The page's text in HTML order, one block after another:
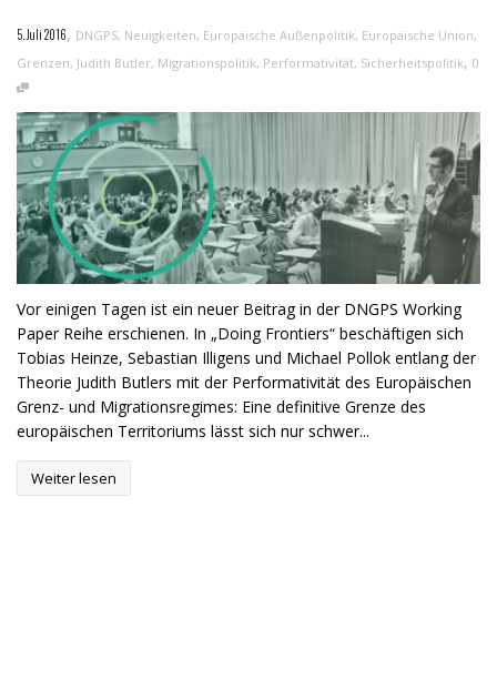
5. Juli 2016, DNGPS, Neuigkeiten, Europäische Außenpolitik, Europäische Union,
Grenzen, Judith Butler, Migrationspolitik, Performativität, Sicherheitspolitik, 0
Vor einigen Tagen ist ein neuer Beitrag in der DNGPS Working
Paper Reihe erschienen. In „Doing Frontiers“ beschäftigen sich
Tobias Heinze, Sebastian Illigens und Michael Pollok entlang der
Theorie Judith Butlers mit der Performativität des Europäischen
Grenz- und Migrationsregimes: Eine definitive Grenze des
europäischen Territoriums lässt sich nur schwer...
Weiter lesen